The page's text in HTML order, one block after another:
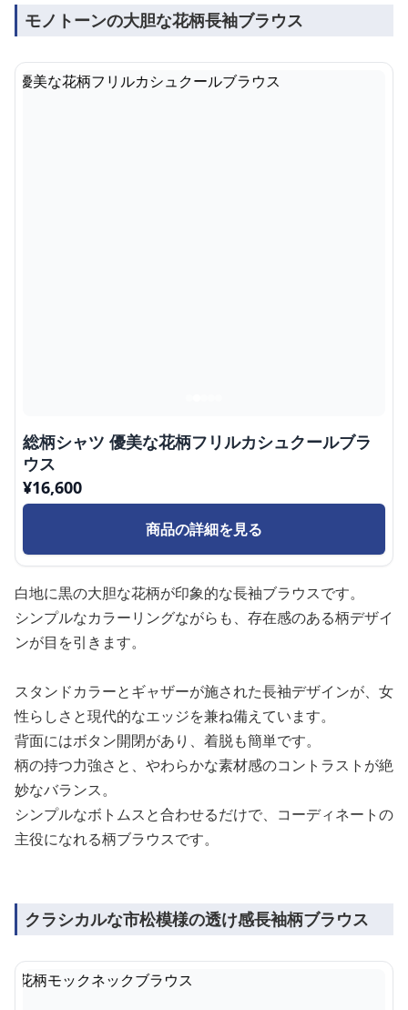
モノトーンの大胆な花柄長袖ブラウス
総柄シャツ 優美な花柄フリルカシュクールブラ
ウス
¥16,600
商品の詳細を見る
白地に黒の大胆な花柄が印象的な長袖ブラウスです。
シンプルなカラーリングながらも、存在感のある柄デザイ
ンが目を引きます。
スタンドカラーとギャザーが施された長袖デザインが、女
性らしさと現代的なエッジを兼ね備えています。
背面にはボタン開閉があり、着脱も簡単です。
柄の持つ力強さと、やわらかな素材感のコントラストが絶
妙なバランス。
シンプルなボトムスと合わせるだけで、コーディネートの
主役になれる柄ブラウスです。
クラシカルな市松模様の透け感長袖柄ブラウス